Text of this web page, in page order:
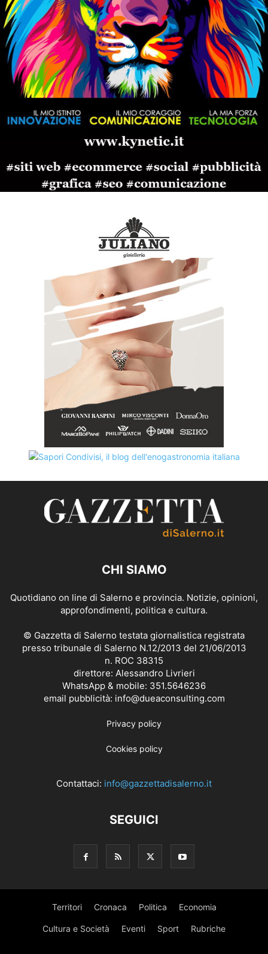
CHI SIAMO
Quotidiano on line di Salerno e provincia. Notizie, opinioni,
approfondimenti, politica e cultura.
© Gazzetta di Salerno testata giornalistica registrata
presso tribunale di Salerno N.12/2013 del 21/06/2013
n. ROC 38315
direttore: Alessandro Livrieri
WhatsApp & mobile: 351.5646236
email pubblicità: info@dueaconsulting.com
Privacy policy
Cookies policy
Contattaci: info@gazzettadisalerno.it
SEGUICI
Territori Cronaca Politica Economia
Cultura e Società Eventi Sport Rubriche